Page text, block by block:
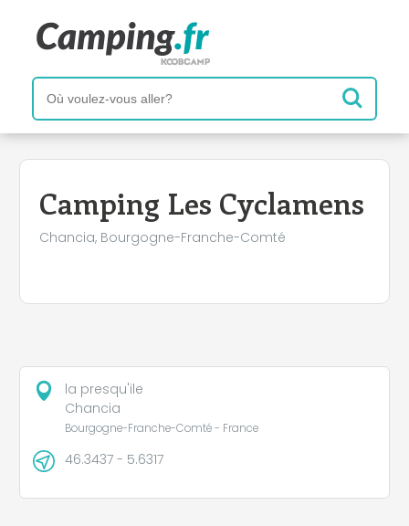
Camping Les Cyclamens
Chancia, Bourgogne-Franche-Comté
+
−
la presqu'ile
Chancia
Bourgogne-Franche-Comté - France
46.3437 - 5.6317